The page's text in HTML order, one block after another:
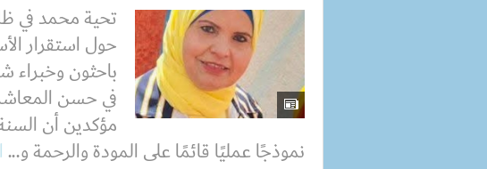
تحية محمد في
حول استقرار
باحثون وخبراء
في حسن
مؤكدين أن
نموذجًا عمليًا قائمًا على المودة والرحمة و...